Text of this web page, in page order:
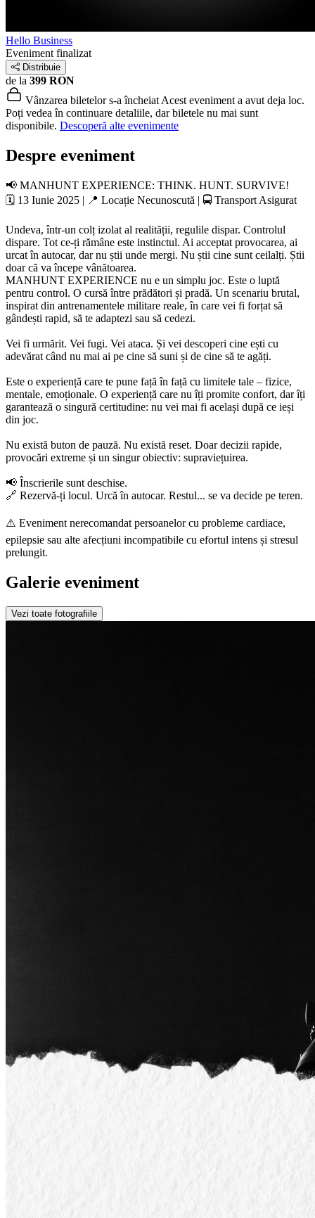
Hello Business
Eveniment finalizat
Distribuie
de la 399 RON
Vânzarea biletelor s-a încheiat Acest eveniment a avut deja loc.
Poți vedea în continuare detaliile, dar biletele nu mai sunt
disponibile. Descoperă alte evenimente
Despre eveniment
📢 MANHUNT EXPERIENCE: THINK. HUNT. SURVIVE!
🗓 13 Iunie 2025 | 📍 Locație Necunoscută | 🚍 Transport Asigurat
Undeva, într-un colț izolat al realității, regulile dispar. Controlul
dispare. Tot ce-ți rămâne este instinctul. Ai acceptat provocarea, ai
urcat în autocar, dar nu știi unde mergi. Nu știi cine sunt ceilalți. Știi
doar că va începe vânătoarea.
MANHUNT EXPERIENCE nu e un simplu joc. Este o luptă
pentru control. O cursă între prădători și pradă. Un scenariu brutal,
inspirat din antrenamentele militare reale, în care vei fi forțat să
gândești rapid, să te adaptezi sau să cedezi.
Vei fi urmărit. Vei fugi. Vei ataca. Și vei descoperi cine ești cu
adevărat când nu mai ai pe cine să suni și de cine să te agăți.
Este o experiență care te pune față în față cu limitele tale – fizice,
mentale, emoționale. O experiență care nu îți promite confort, dar îți
garantează o singură certitudine: nu vei mai fi același după ce ieși
din joc.
Nu există buton de pauză. Nu există reset. Doar decizii rapide,
provocări extreme și un singur obiectiv: supraviețuirea.
📢 Înscrierile sunt deschise.
🔗 Rezervă-ți locul. Urcă în autocar. Restul... se va decide pe teren.
⚠️ Eveniment nerecomandat persoanelor cu probleme cardiace,
epilepsie sau alte afecțiuni incompatibile cu efortul intens și stresul
prelungit.
Galerie eveniment
Vezi toate fotografiile